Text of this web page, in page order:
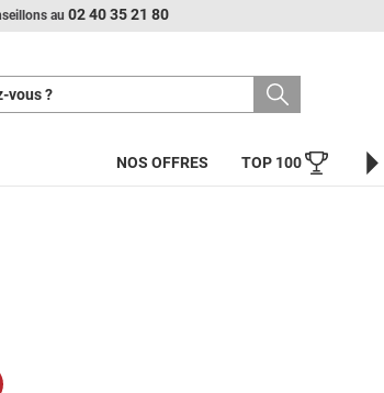
au 02 40 35 21 80
vous ?
TOP 100
NOS OFFRES